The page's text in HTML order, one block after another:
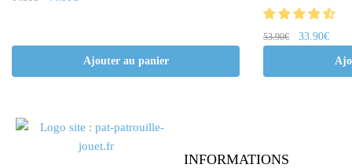
Ajouter au panier
53.90€ 33.90€
INFORMATIONS